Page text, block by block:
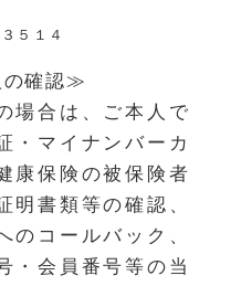
５１４
の確認≫
場合は、ご本人で
・マイナンバーカ
康保険の被保険者
明書類等の確認、
のコールバック、
・会員番号等の当